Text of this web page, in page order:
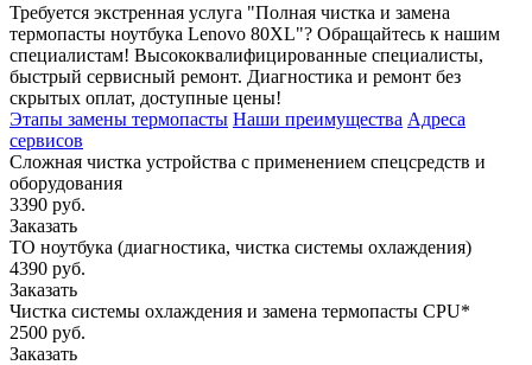
Требуется экстренная услуга "Полная чистка и замена
термопасты ноутбука Lenovo 80XL"? Обращайтесь к нашим
специалистам! Высококвалифицированные специалисты,
быстрый сервисный ремонт. Диагностика и ремонт без
скрытых оплат, доступные цены!
Этапы замены термопасты Наши преимущества Адреса
сервисов
Сложная чистка устройства с применением спецсредств и
оборудования
3390 руб.
Заказать
ТО ноутбука (диагностика, чистка системы охлаждения)
4390 руб.
Заказать
Чистка системы охлаждения и замена термопасты CPU*
2500 руб.
Заказать